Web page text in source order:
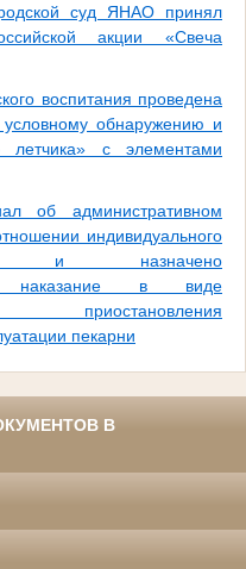
суд ЯНАО принял
акции «Свеча
воспитания проведена
условному обнаружению и
летчика» с элементами
об административном
индивидуального
и назначено
наказание в виде
приостановления
пекарни
В